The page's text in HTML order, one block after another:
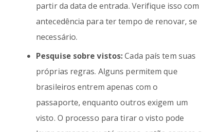
partir da data de entrada. Verifique isso com
antecedência para ter tempo de renovar, se
necessário.
Pesquise sobre vistos:Cada país tem suas
próprias regras. Alguns permitem que
brasileiros entrem apenas com o
passaporte, enquanto outros exigem um
visto. O processo para tirar o visto pode